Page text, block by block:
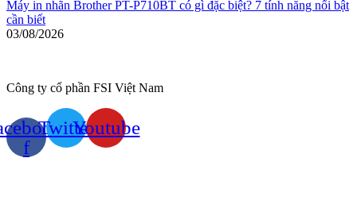
Máy in nhãn Brother PT-P710BT có gì đặc biệt? 7 tính năng nổi bật
cần biết
03/08/2026
Công ty cổ phần FSI Việt Nam
f
TwitterYoutube